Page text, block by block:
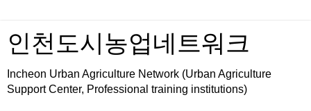
인천도시농업네트워크
Incheon Urban Agriculture Network (Urban Agriculture
Support Center, Professional training institutions)